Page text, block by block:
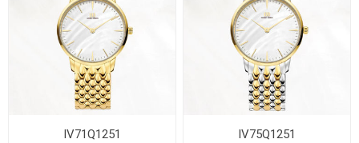
IV71Q1251 IV75Q1251